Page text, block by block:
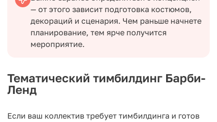
— от этого зависит подготовка костюмов,
декораций и сценария. Чем раньше начнете
планирование, тем ярче получится
мероприятие.
Тематический тимбилдинг Барби-
Ленд
Если ваш коллектив требует тимбилдинга и готов